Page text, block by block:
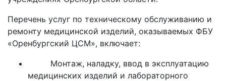
Перечень услуг по техническому обслуживанию и
ремонту медицинской изделий, оказываемых ФБУ
«Оренбургский ЦСМ», включает:
Монтаж, наладку, ввод в эксплуатацию
медицинских изделий и лабораторного